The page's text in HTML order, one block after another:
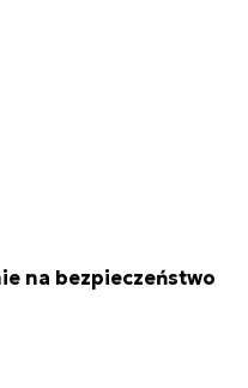
na bezpieczeństwo